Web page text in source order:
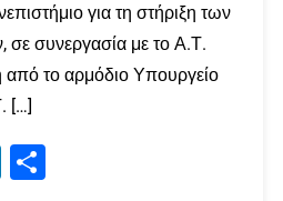
για τη στήριξη των
σε συνεργασία με το Α.Τ.
από το αρμόδιο Υπουργείο
[…]
LinkedIn